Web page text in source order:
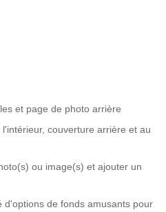
et page de photo arrière
couverture arrière et au
ou image(s) et ajouter un
d'options de fonds amusants pour